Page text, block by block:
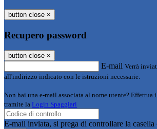
button close ×
Recupero password
button close ×
E-mail Verrà
all'indirizzo indicato con le istruzioni necessarie.
Non hai una e-mail associata al nome utente? Effettua
tramite la Login Spaggiari
E-mail inviata, si prega di controllare la casella